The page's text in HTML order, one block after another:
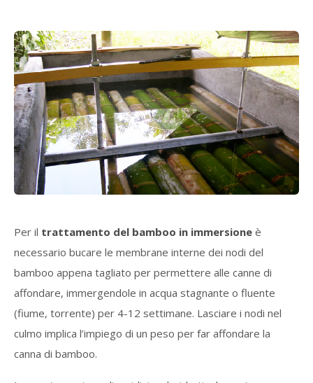
Per il trattamento del bamboo in immersione è
necessario bucare le membrane interne dei nodi del
bamboo appena tagliato per permettere alle canne di
affondare, immergendole in acqua stagnante o fluente
(fiume, torrente) per 4-12 settimane. Lasciare i nodi nel
culmo implica l’impiego di un peso per far affondare la
canna di bamboo.